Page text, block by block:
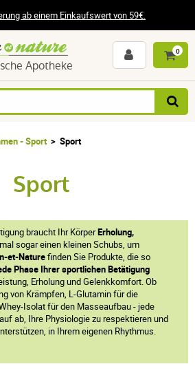
ab einem Einkaufswert von 59€.
Apotheke
0
- Sport Sport
Sport
braucht Ihr KörperErholung,
sogar einen kleinen Schubs, um
et-Naturefinden Sie Produkte, die so
Phase Ihrer sportlichen Betätigung
Erholung und Gelenkkomfort. Ob
von Krämpfen, L-Glutamin für die
Isolat für den Masseaufbau - jede
ab, Ihre Physiologie zu respektieren und
in Ihrem eigenen Rhythmus.